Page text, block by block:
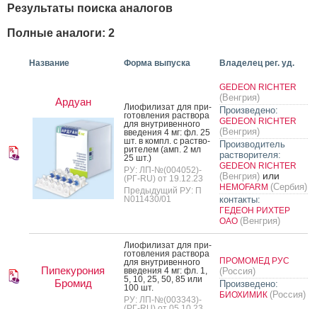
Результаты поиска аналогов
Полные аналоги: 2
Название Форма выпуска Владелец рег. уд.
Ардуан
Ли­офи­лизат для при­
готов­ле­ния рас­тво­ра
для внут­ри­вен­но­го
вве­дения 4 мг: фл. 25
шт. в компл. с рас­тво­
рите­лем (амп. 2 мл
25 шт.)
РУ: ЛП-№(004052)-
(РГ-RU) от 19.12.23
Предыдущий РУ: П
N011430/01
GEDEON RICHTER
(Венгрия)
Произведено:
GEDEON RICHTER
(Венгрия)
Производитель
растворителя:
GEDEON RICHTER
(Венгрия) или
HEMOFARM (Сербия)
контакты:
ГЕДЕОН РИХТЕР
ОАО (Венгрия)
Пипекурония
Бромид
Ли­офи­лизат для при­
готов­ле­ния рас­тво­ра
для внут­ри­вен­но­го
вве­дения 4 мг: фл. 1,
5, 10, 25, 50, 85 или
100 шт.
РУ: ЛП-№(003343)-
ПРОМОМЕД РУС
(Россия)
Произведено:
БИОХИМИК (Россия)